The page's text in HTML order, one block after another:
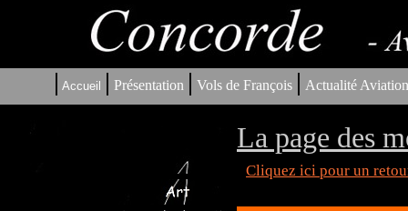
| Accueil | Présentation | Vols de François | Actualité
La page des
Cliquez ici pour un